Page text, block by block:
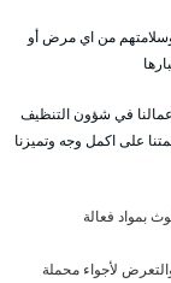
من اي مرض أو
في شؤون التنظيف
على اكمل وجه وتميزنا
بمواد فعالة
لأجواء محملة